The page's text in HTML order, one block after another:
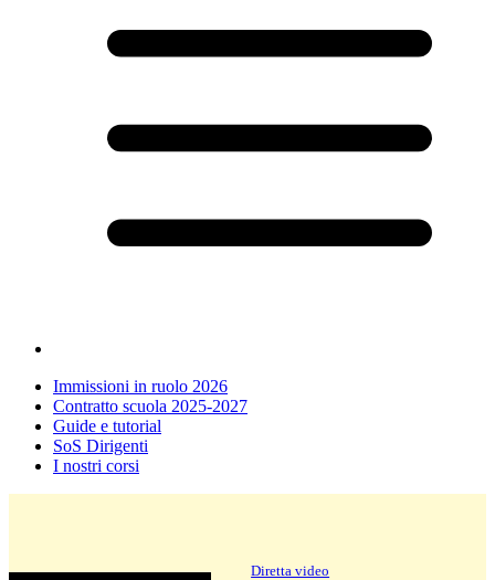
Immissioni in ruolo 2026
Contratto scuola 2025-2027
Guide e tutorial
SoS Dirigenti
I nostri corsi
Diretta video